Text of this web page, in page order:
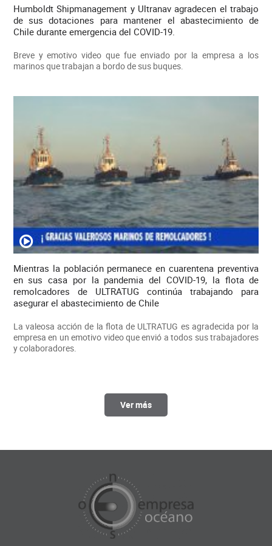
Humboldt Shipmanagement y Ultranav agradecen el trabajo
de sus dotaciones para mantener el abastecimiento de
Chile durante emergencia del COVID-19.
Breve y emotivo video que fue enviado por la empresa a los
marinos que trabajan a bordo de sus buques.
Mientras la población permanece en cuarentena preventiva
en sus casa por la pandemia del COVID-19, la flota de
remolcadores de ULTRATUG continúa trabajando para
asegurar el abastecimiento de Chile
La valeosa acción de la flota de ULTRATUG es agradecida por la
empresa en un emotivo video que envió a todos sus trabajadores
y colaboradores.
Ver más